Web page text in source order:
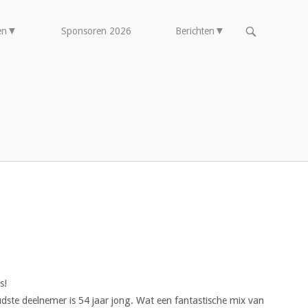
Sponsoren 2026 Berichten
OPEN
deelnemer is 54 jaar jong. Wat een fantastische mix van